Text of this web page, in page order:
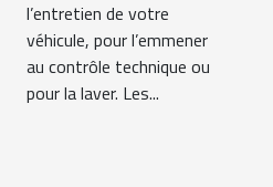
l’entretien de votre
véhicule, pour l’emmener
au contrôle technique ou
pour la laver. Les...